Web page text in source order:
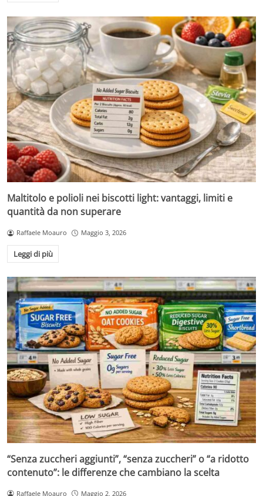
Maltitolo e polioli nei biscotti light: vantaggi, limiti e
quantità da non superare
Raffaele Moauro Maggio 3, 2026
Leggi di più
“Senza zuccheri aggiunti”, “senza zuccheri” o “a ridotto
contenuto”: le differenze che cambiano la scelta
Raffaele Moauro Maggio 2, 2026